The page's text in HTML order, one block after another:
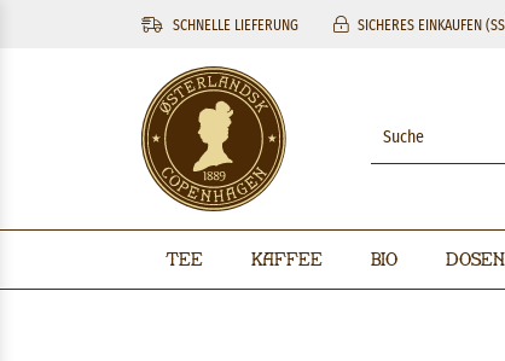
SCHNELLE LIEFERUNG SICHERES EINKAUFEN
Tee Kaffee BIO Dosen